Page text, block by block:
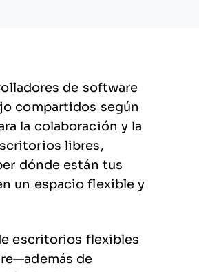
de software
compartidos según
la colaboración y la
libres,
dónde están tus
un espacio flexible y
escritorios flexibles
de